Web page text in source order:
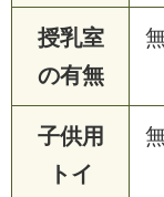
授乳室
の有無
子供用
トイ